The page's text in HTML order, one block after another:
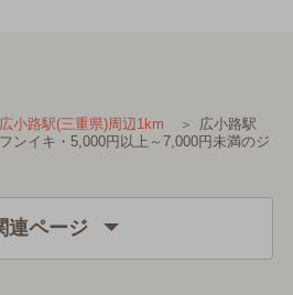
広小路駅(三重県)周辺1km
広小路駅
ンイキ・5,000円以上～7,000円未満のジ
連ページ